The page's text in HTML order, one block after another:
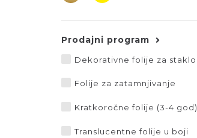
Prodajni program
Dekorativne folije za staklo
Folije za zatamnjivanje
Kratkoročne folije (3-4 god)
Translucentne folije u boji